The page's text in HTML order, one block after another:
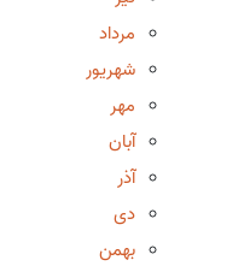
مرداد
شهریور
مهر
آبان
آذر
دی
بهمن